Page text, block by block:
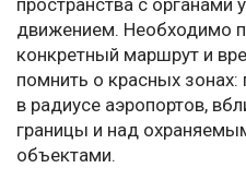
пространства с
движением. Необходимо
конкретный маршрут и
помнить о красных
в радиусе аэропортов,
границы и над
объектами.